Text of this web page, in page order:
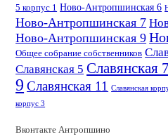
5 корпус 1 Ново-Антропшинская 6
Ново-Антропшинская 7
Ново-Антропшинская 9
Общее собрание собственников
Славянская 5 Славянская 7
9 Славянская 11 Славянская
корпус 3
Вконтакте Антропшино